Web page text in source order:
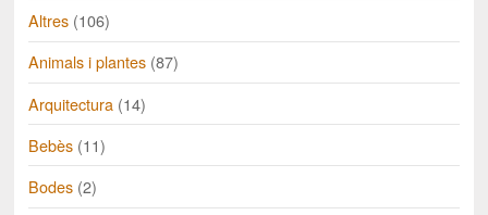
Altres (106)
Animals i plantes (87)
Arquitectura (14)
Bebès (11)
Bodes (2)